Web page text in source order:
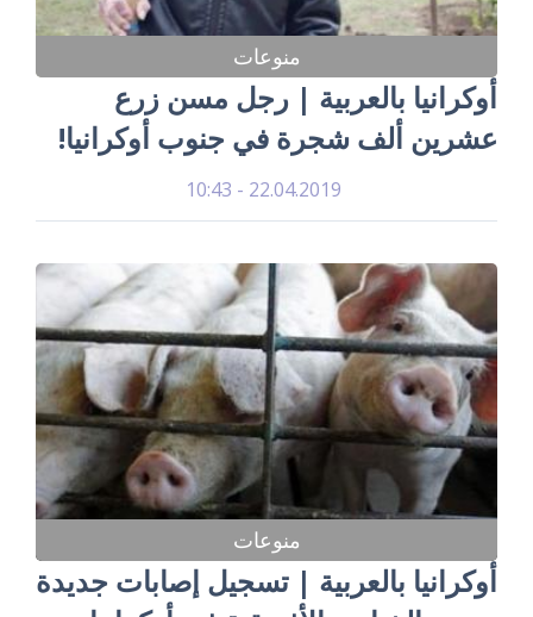
منوعات
أوكرانيا بالعربية | رجل مسن زرع
عشرين ألف شجرة في جنوب أوكرانيا!
22.04.2019 - 10:43
منوعات
أوكرانيا بالعربية | تسجيل إصابات جديدة